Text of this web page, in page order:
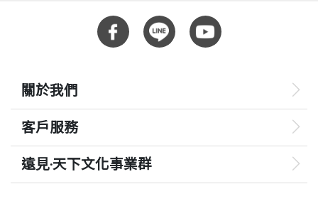
限／堺工廠無人能及的第一／三星傷人傷己／要記
住，你是凡人啊！／成功者的行動慣性／加拉巴哥症
第８章：降魔殿裡的高管
者基多拉式經營／病急亂投醫，自救無效／章魚自食
以求生／百年品牌首次易人
先的承諾（2到4年夏普轉盈）的時間還提早。
銘在股東會上向股東鞠躬道歉，尤其是對著拿退休金
買自家股票的老先生、老太太們；也多次發下豪語：
股價不到200元，絕不退休！強人道歉，既是提醒自
己，也在提醒別人監督自己。
關於我們
客戶服務
遠見‧天下文化事業群